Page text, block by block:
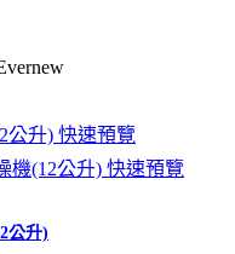
快速預覽
快速預覽
公升)